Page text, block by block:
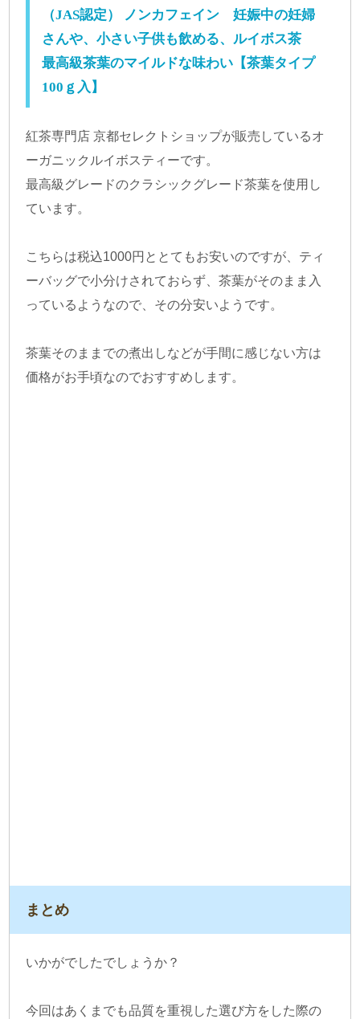
（JAS認定） ノンカフェイン 妊娠中の妊婦
さんや、小さい子供も飲める、ルイボス茶
最高級茶葉のマイルドな味わい【茶葉タイプ
100ｇ入】
紅茶専門店 京都セレクトショップが販売しているオ
ーガニックルイボスティーです。
最高級グレードのクラシックグレード茶葉を使用し
ています。
こちらは税込1000円ととてもお安いのですが、ティ
ーバッグで小分けされておらず、茶葉がそのまま入
っているようなので、その分安いようです。
茶葉そのままでの煮出しなどが手間に感じない方は
価格がお手頃なのでおすすめします。
まとめ
いかがでしたでしょうか？
今回はあくまでも品質を重視した選び方をした際の